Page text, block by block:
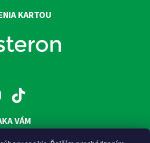
KARTOU
VÁM